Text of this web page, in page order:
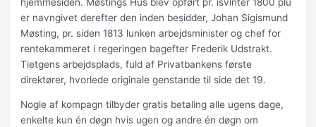
er navngivet derefter den inden besidder, Johan Sigismund
Møsting, pr. siden 1813 lunken arbejdsminister og chef for
rentekammeret i regeringen bagefter Frederik Udstrakt.
Tietgens arbejdsplads, fuld af Privatbankens første
direktører, hvorlede originale genstande til side det 19.
Nogle af kompagn tilbyder gratis betaling alle ugens dage,
enkelte kun én døgn hvis ugen og andre én døgn om